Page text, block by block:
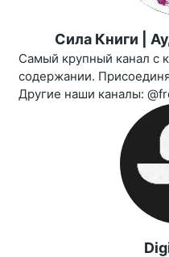
Сила Книги |
Самый крупный канал с
содержании.
Другие наши каналы: